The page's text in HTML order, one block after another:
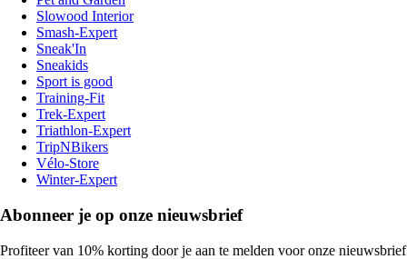
Slowood Interior
Smash-Expert
Sneak'In
Sneakids
Sport is good
Training-Fit
Trek-Expert
Triathlon-Expert
TripNBikers
Vélo-Store
Winter-Expert
Abonneer je op onze nieuwsbrief
Profiteer van 10% korting door je aan te melden voor onze nieuwsbrief